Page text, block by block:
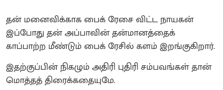
தன் மனைவிக்காக பைக் ரேசை விட்ட நாயகன்
இப்போது தன் அப்பாவின் தன்மானத்தைக்
காப்பாற்ற மீண்டும் பைக் ரேசில் களம் இறங்குகிறார்.
இதற்குப்பின் நிகழும் அதிரி புதிரி சம்பவங்கள் தான்
மொத்தத் திரைக்கதையுமே.